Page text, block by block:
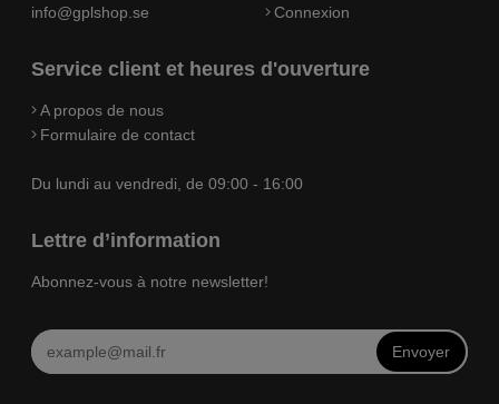
info@gplshop.se
Connexion
Service client et heures d'ouverture
A propos de nous
Formulaire de contact
Du lundi au vendredi, de 09:00 - 16:00
Lettre d’information
Abonnez-vous à notre newsletter!
Envoyer